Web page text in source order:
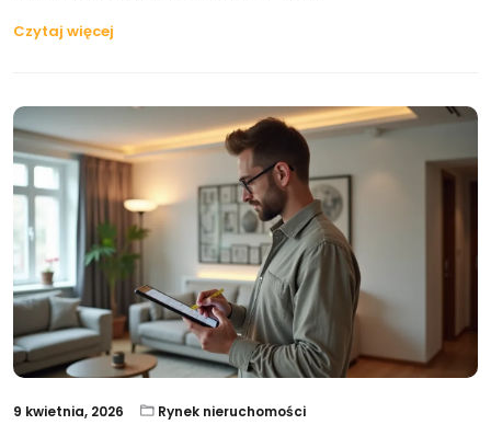
Czytaj więcej
9 kwietnia, 2026 Rynek nieruchomości